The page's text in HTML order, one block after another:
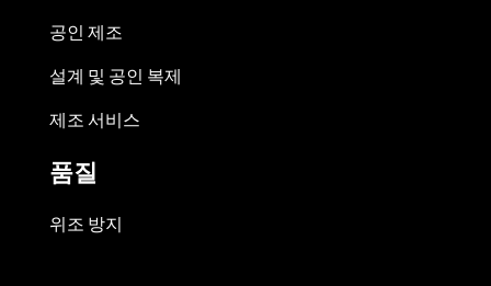
공인 제조
설계 및 공인 복제
제조 서비스
품질
위조 방지